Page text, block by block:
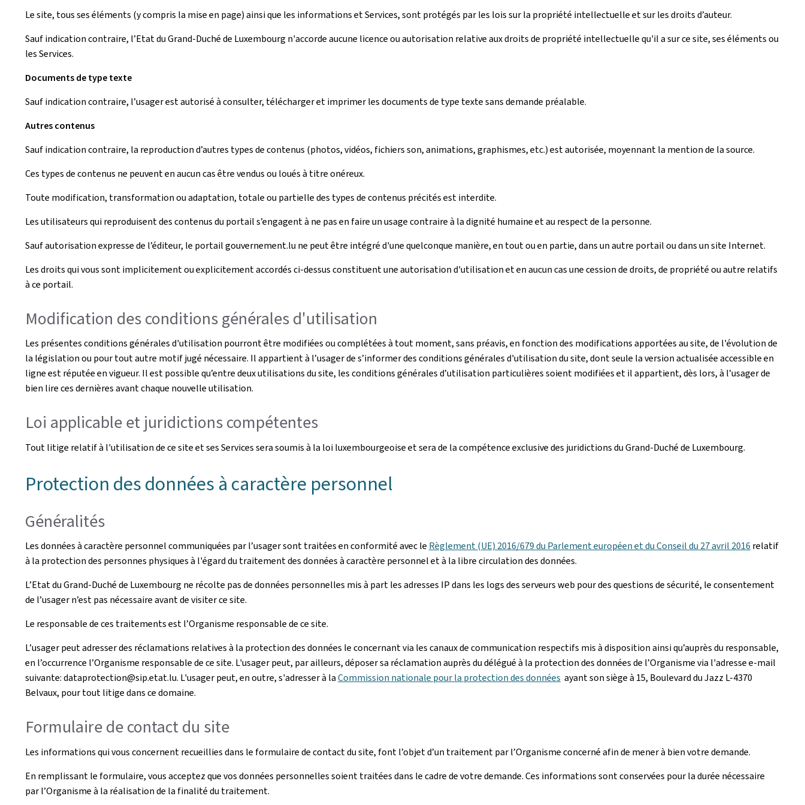
Le site, tous ses éléments (y compris la mise en page) ainsi que les informations et Services, sont protégés par les lois sur la propriété intellectuelle et sur les droits d’auteur.
Sauf indication contraire, l’Etat du Grand-Duché de Luxembourg n'accorde aucune licence ou autorisation relative aux droits de propriété intellectuelle qu'il a sur ce site, ses éléments ou
les Services.
Documents de type texte
Sauf indication contraire, l’usager est autorisé à consulter, télécharger et imprimer les documents de type texte sans demande préalable.
Autres contenus
Sauf indication contraire, la reproduction d’autres types de contenus (photos, vidéos, fichiers son, animations, graphismes, etc.) est autorisée, moyennant la mention de la source.
Ces types de contenus ne peuvent en aucun cas être vendus ou loués à titre onéreux.
Toute modification, transformation ou adaptation, totale ou partielle des types de contenus précités est interdite.
Les utilisateurs qui reproduisent des contenus du portail s’engagent à ne pas en faire un usage contraire à la dignité humaine et au respect de la personne.
Sauf autorisation expresse de l’éditeur, le portail gouvernement.lu ne peut être intégré d'une quelconque manière, en tout ou en partie, dans un autre portail ou dans un site Internet.
Les droits qui vous sont implicitement ou explicitement accordés ci-dessus constituent une autorisation d'utilisation et en aucun cas une cession de droits, de propriété ou autre relatifs
à ce portail.
Modification des conditions générales d'utilisation
Les présentes conditions générales d'utilisation pourront être modifiées ou complétées à tout moment, sans préavis, en fonction des modifications apportées au site, de l'évolution de
la législation ou pour tout autre motif jugé nécessaire. Il appartient à l’usager de s’informer des conditions générales d'utilisation du site, dont seule la version actualisée accessible en
ligne est réputée en vigueur. Il est possible qu’entre deux utilisations du site, les conditions générales d’utilisation particulières soient modifiées et il appartient, dès lors, à l’usager de
bien lire ces dernières avant chaque nouvelle utilisation.
Loi applicable et juridictions compétentes
Tout litige relatif à l'utilisation de ce site et ses Services sera soumis à la loi luxembourgeoise et sera de la compétence exclusive des juridictions du Grand-Duché de Luxembourg.
Protection des données à caractère personnel
Généralités
Les données à caractère personnel communiquées par l’usager sont traitées en conformité avec le Règlement (UE) 2016/679 du Parlement européen et du Conseil du 27 avril 2016 relatif
à la protection des personnes physiques à l'égard du traitement des données à caractère personnel et à la libre circulation des données.
L’Etat du Grand-Duché de Luxembourg ne récolte pas de données personnelles mis à part les adresses IP dans les logs des serveurs web pour des questions de sécurité, le consentement
de l’usager n’est pas nécessaire avant de visiter ce site.
Le responsable de ces traitements est l’Organisme responsable de ce site.
L’usager peut adresser des réclamations relatives à la protection des données le concernant via les canaux de communication respectifs mis à disposition ainsi qu’auprès du responsable,
en l’occurrence l’Organisme responsable de ce site. L'usager peut, par ailleurs, déposer sa réclamation auprès du délégué à la protection des données de l’Organisme via l'adresse e-mail
suivante: dataprotection@sip.etat.lu. L'usager peut, en outre, s'adresser à laCommission nationale pour la protection des données ayant son siège à 15, Boulevard du Jazz L-4370
Belvaux, pour tout litige dans ce domaine.
Formulaire de contact du site
Les informations qui vous concernent recueillies dans le formulaire de contact du site, font l’objet d’un traitement par l’Organisme concerné afin de mener à bien votre demande.
En remplissant le formulaire, vous acceptez que vos données personnelles soient traitées dans le cadre de votre demande. Ces informations sont conservées pour la durée nécessaire
par l’Organisme à la réalisation de la finalité du traitement.